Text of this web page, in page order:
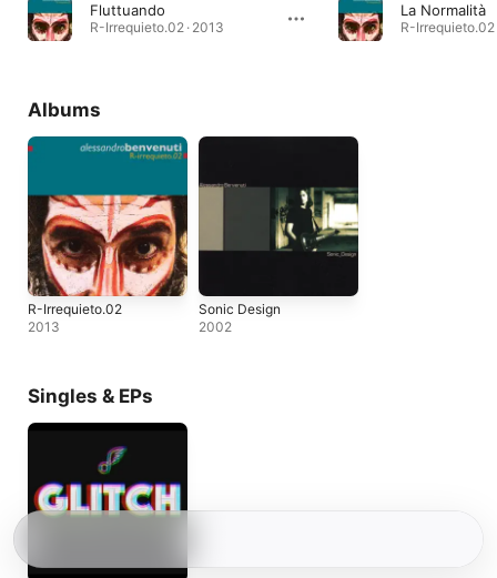
Fluttuando
R-Irrequieto.02 · 2013
La Normalità
R-Irrequieto.02
Albums
R-Irrequieto.02
2013
Sonic Design
2002
Singles & EPs